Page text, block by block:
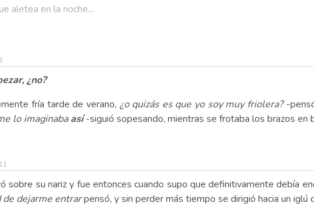
aletea en la noche...
¿no?
fría tarde de verano, ¿o quizás es que yo soy muy friolera?-
lo imaginabaasí-siguió sopesando, mientras se frotaba los brazos en
sobre su nariz y fue entonces cuando supo que definitivamente debía
de dejarme entrarpensó, y sin perder más tiempo se dirigió hacia un iglú